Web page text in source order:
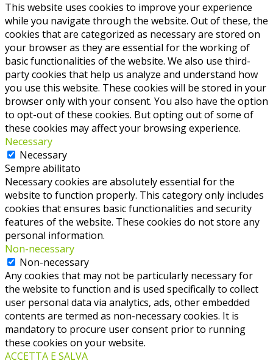
This website uses cookies to improve your experience
while you navigate through the website. Out of these, the
cookies that are categorized as necessary are stored on
your browser as they are essential for the working of
basic functionalities of the website. We also use third-
party cookies that help us analyze and understand how
you use this website. These cookies will be stored in your
browser only with your consent. You also have the option
to opt-out of these cookies. But opting out of some of
these cookies may affect your browsing experience.
Necessary
Necessary
Sempre abilitato
Necessary cookies are absolutely essential for the
website to function properly. This category only includes
cookies that ensures basic functionalities and security
features of the website. These cookies do not store any
personal information.
Non-necessary
Non-necessary
Any cookies that may not be particularly necessary for
the website to function and is used specifically to collect
user personal data via analytics, ads, other embedded
contents are termed as non-necessary cookies. It is
mandatory to procure user consent prior to running
these cookies on your website.
ACCETTA E SALVA